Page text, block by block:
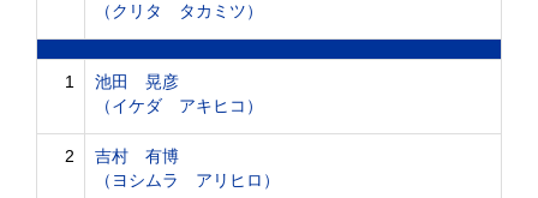
（クリタ タカミツ）
1
池田 晃彦
（イケダ アキヒコ）
2
吉村 有博
（ヨシムラ アリヒロ）